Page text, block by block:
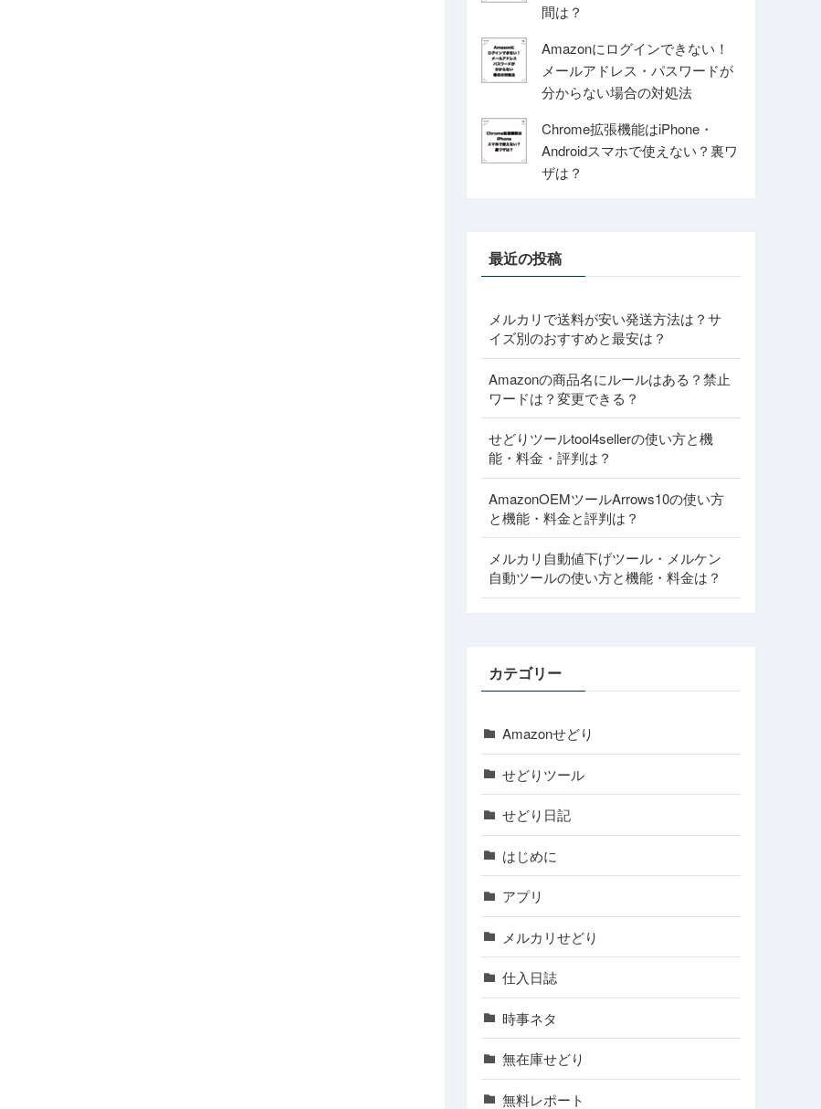
間は？
Amazonにログインできない！
メールアドレス・パスワードが
分からない場合の対処法
Chrome拡張機能はiPhone・
Androidスマホで使えない？裏ワ
ザは？
最近の投稿
メルカリで送料が安い発送方法は？サ
イズ別のおすすめと最安は？
Amazonの商品名にルールはある？禁止
ワードは？変更できる？
せどりツールtool4sellerの使い方と機
能・料金・評判は？
AmazonOEMツールArrows10の使い方
と機能・料金と評判は？
メルカリ自動値下げツール・メルケン
自動ツールの使い方と機能・料金は？
カテゴリー
Amazonせどり
せどりツール
せどり日記
はじめに
アプリ
メルカリせどり
仕入日誌
時事ネタ
無在庫せどり
無料レポート